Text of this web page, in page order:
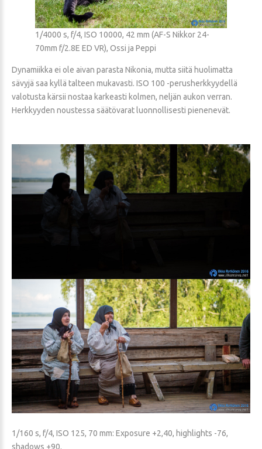
1/4000 s, f/4, ISO 10000, 42 mm (AF-S Nikkor 24-
70mm f/2.8E ED VR), Ossi ja Peppi
Dynamiikka ei ole aivan parasta Nikonia, mutta siitä huolimatta
sävyjä saa kyllä talteen mukavasti. ISO 100 -perusherkkyydellä
valotusta kärsii nostaa karkeasti kolmen, neljän aukon verran.
Herkkyyden noustessa säätövarat luonnollisesti pienenevät.
1/160 s, f/4, ISO 125, 70 mm: Exposure +2,40, highlights -76,
shadows +90.